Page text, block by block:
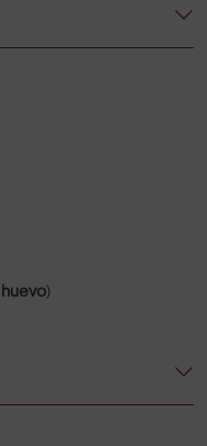
huevo)